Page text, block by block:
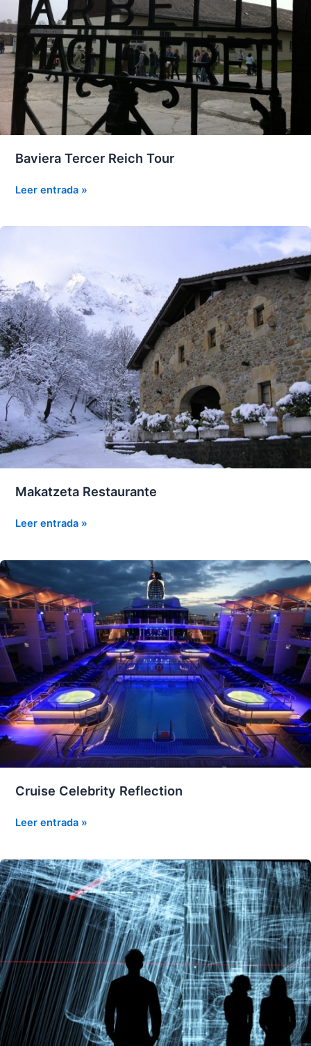
Baviera Tercer Reich Tour
Baviera
Leer entrada »
Makatzeta Restaurante
Makatzeta
Leer entrada »
Cruise Celebrity Reflection
Cruise
Leer entrada »